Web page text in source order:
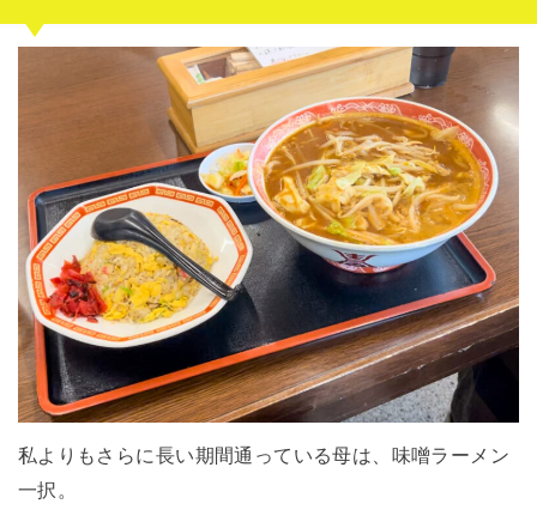
私よりもさらに長い期間通っている母は、味噌ラーメン
一択。